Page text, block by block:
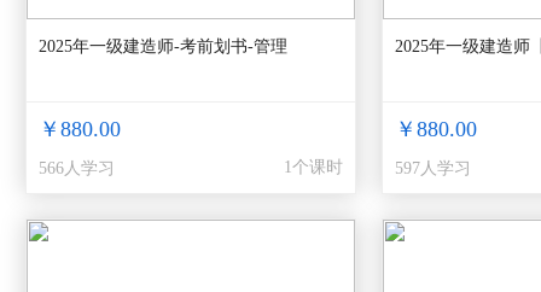
2025年一级建造师-考前划书-管理
￥880.00
566人学习 1个课时
2025年一级建造师
￥880.00
597人学习